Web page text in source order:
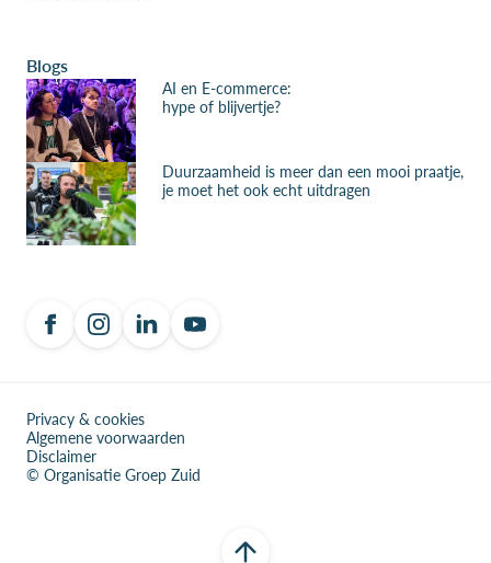
Blogs
AI en E-commerce:
hype of blijvertje?
Duurzaamheid is meer dan een mooi praatje,
je moet het ook echt uitdragen
Privacy & cookies
Algemene voorwaarden
Disclaimer
© Organisatie Groep Zuid